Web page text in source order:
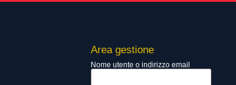
Area gestione
Nome utente o indirizzo email